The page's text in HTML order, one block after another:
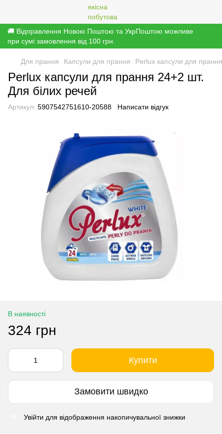
🚚 Відправлення Новою Поштою та УкрПоштою можливе
при сумі замовлення від 100 грн.
Для прання Капсули для прання Perlux капсули для
Perlux капсули для прання 24+2 шт.
Для білих речей
Артикул: 5907542751610-20588 Написати відгук
В наявності
324 грн
Купити
Замовити швидко
Увійти для відображення накопичувальної знижки